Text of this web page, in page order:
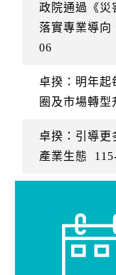
政院通過《災
落實專業導向
06
卓揆：明年起
圈及市場轉型
卓揆：引導更
產業生態